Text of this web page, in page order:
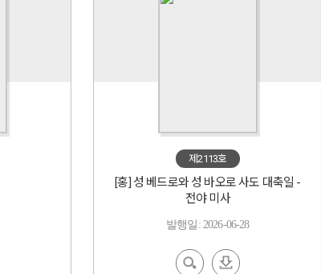
제2113호
[홍] 성 베드로와 성 바오로 사도 대축일 -
전야 미사
발행일: 2026-06-28
EBoo
k 보기
다운
로드